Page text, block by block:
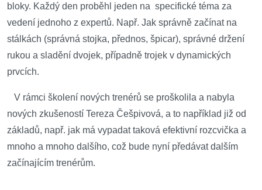
bloky. Každý den proběhl jeden na specifické téma za
vedení jednoho z expertů. Např. Jak správně začínat na
stálkách (správná stojka, přednos, špicar), správné držení
rukou a sladění dvojek, případně trojek v dynamických
prvcích.
V rámci školení nových trenérů se proškolila a nabyla
nových zkušeností Tereza Češpivová, a to například již od
základů, např. jak má vypadat taková efektivní rozcvička a
mnoho a mnoho dalšího, což bude nyní předávat dalším
začínajícím trenérům.